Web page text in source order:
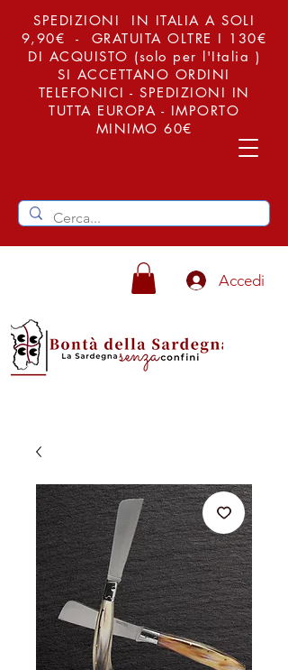
SPEDIZIONI IN ITALIA A SOLI
9,90€ - GRATUITA OLTRE I 130€
DI ACQUISTO (solo per l'Italia )
SI ACCETTANO ORDINI
TELEFONICI - SPEDIZIONI IN
TUTTA EUROPA - IMPORTO
MINIMO 60€
Accedi